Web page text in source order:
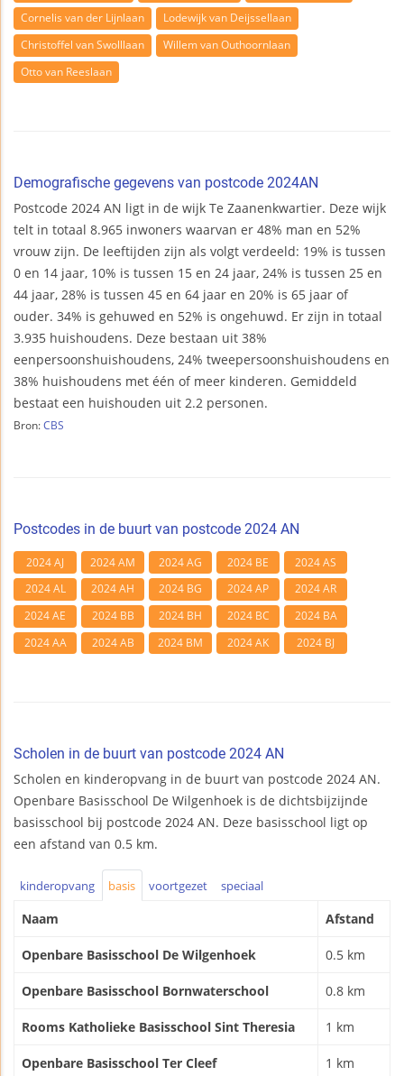
Cornelis van der Lijnlaan
Lodewijk van Deijssellaan
Christoffel van Swolllaan
Willem van Outhoornlaan
Otto van Reeslaan
Demografische gegevens van postcode 2024AN
Postcode 2024 AN ligt in de wijk Te Zaanenkwartier. Deze wijk
telt in totaal 8.965 inwoners waarvan er 48% man en 52%
vrouw zijn. De leeftijden zijn als volgt verdeeld: 19% is tussen
0 en 14 jaar, 10% is tussen 15 en 24 jaar, 24% is tussen 25 en
44 jaar, 28% is tussen 45 en 64 jaar en 20% is 65 jaar of
ouder. 34% is gehuwed en 52% is ongehuwd. Er zijn in totaal
3.935 huishoudens. Deze bestaan uit 38%
eenpersoonshuishoudens, 24% tweepersoonshuishoudens en
38% huishoudens met één of meer kinderen. Gemiddeld
bestaat een huishouden uit 2.2 personen.
Bron: CBS
Postcodes in de buurt van postcode 2024 AN
2024 AJ 2024 AM 2024 AG 2024 BE
2024 AS
2024 AL
2024 AH 2024 BG 2024 AP
2024 AR
2024 AE
2024 BB 2024 BH 2024 BC
2024 BA
2024 AA
2024 AB 2024 BM 2024 AK 2024 BJ
Scholen in de buurt van postcode 2024 AN
Scholen en kinderopvang in de buurt van postcode 2024 AN.
Openbare Basisschool De Wilgenhoek is de dichtsbijzijnde
basisschool bij postcode 2024 AN. Deze basisschool ligt op
een afstand van 0.5 km.
kinderopvang basis voortgezet speciaal
Naam Afstand
Openbare Basisschool De Wilgenhoek 0.5 km
Openbare Basisschool Bornwaterschool 0.8 km
Rooms Katholieke Basisschool Sint Theresia 1 km
Openbare Basisschool Ter Cleef 1 km